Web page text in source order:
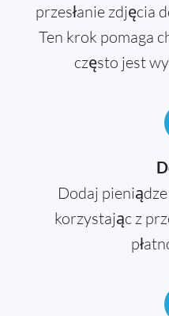
przesłanie zdjęcia
Ten krok pomaga
często jest
Dodaj
korzystając z